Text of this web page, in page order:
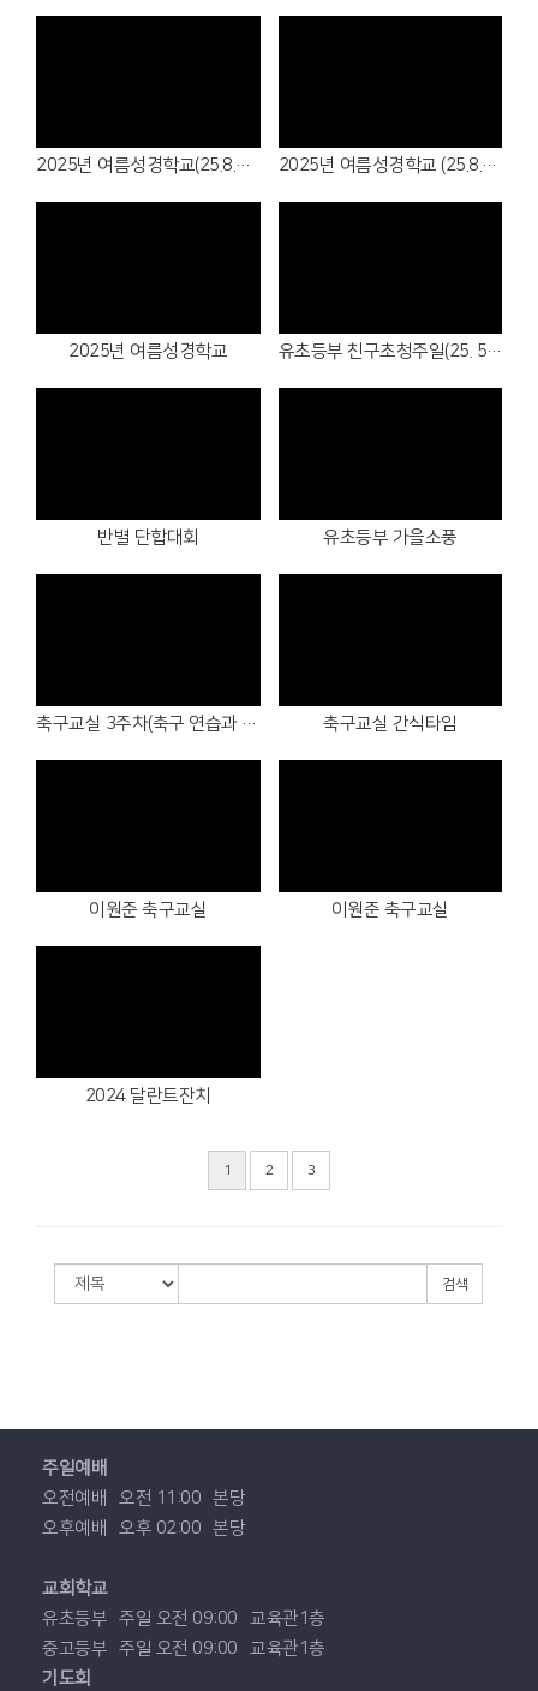
2025년 여름성경학교(25.8.1.~3.) 2025년 여름성경학교 (25.8.1.~3.)
2025년 여름성경학교 유초등부 친구초청주일(25. 5.18.)
반별 단합대회 유초등부 가을소풍
축구교실 3주차(축구 연습과 피자, 떡볶이) 축구교실 간식타임
이원준 축구교실 이원준 축구교실
2024 달란트잔치
1 2 3
검색
주일예배
오전예배
오전 11:00 본당
오후예배
오후 02:00 본당
교회학교
유초등부 주일 오전 09:00
교육관1층
중고등부 주일 오전 09:00
교육관1층
기도회